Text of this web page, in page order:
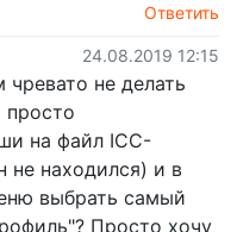
Ответить
24.08.2019 12:15
не делать
на файл ICC-
не находился) и в
выбрать самый
Просто хочу